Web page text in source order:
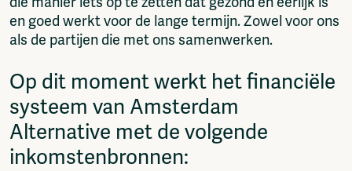
en goed werkt voor de lange termijn. Zowel voor ons
als de partijen die met ons samenwerken.
Op dit moment werkt het financiële
systeem van Amsterdam
Alternative met de volgende
inkomstenbronnen: